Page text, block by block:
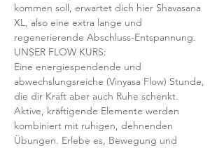
kommen soll, erwartet dich hier Shavasana
XL, also eine extra lange und
regenerierende Abschluss-Entspannung.
UNSER FLOW KURS:
Eine energiespendende und
abwechslungsreiche (Vinyasa Flow) Stunde,
die dir Kraft aber auch Ruhe schenkt.
Aktive, kräftigende Elemente werden
kombiniert mit ruhigen, dehnenden
Übungen. Erlebe es, Bewegung und